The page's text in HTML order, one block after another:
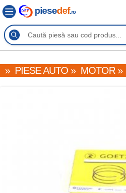
piesedef.ro
» PIESE AUTO » MOTOR »